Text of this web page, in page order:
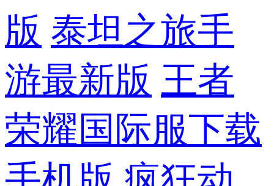
版 泰坦之旅手
游最新版 王者
荣耀国际服下载